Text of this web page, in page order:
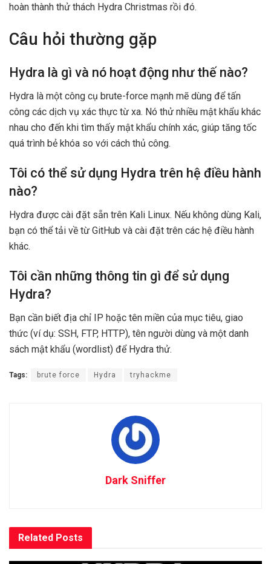
hoàn thành thử thách Hydra Christmas rồi đó.
Câu hỏi thường gặp
Hydra là gì và nó hoạt động như thế nào?
Hydra là một công cụ brute-force mạnh mẽ dùng để tấn
công các dịch vụ xác thực từ xa. Nó thử nhiều mật khẩu khác
nhau cho đến khi tìm thấy mật khẩu chính xác, giúp tăng tốc
quá trình bẻ khóa so với cách thủ công.
Tôi có thể sử dụng Hydra trên hệ điều hành
nào?
Hydra được cài đặt sẵn trên Kali Linux. Nếu không dùng Kali,
bạn có thể tải về từ GitHub và cài đặt trên các hệ điều hành
khác.
Tôi cần những thông tin gì để sử dụng
Hydra?
Bạn cần biết địa chỉ IP hoặc tên miền của mục tiêu, giao
thức (ví dụ: SSH, FTP, HTTP), tên người dùng và một danh
sách mật khẩu (wordlist) để Hydra thử.
Tags: brute force Hydra tryhackme
Dark Sniffer
Related Posts